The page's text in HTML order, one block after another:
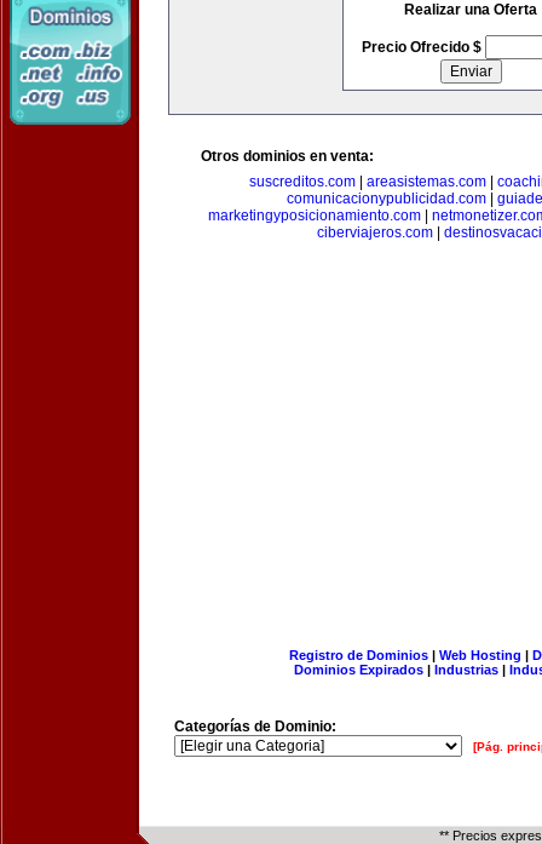
Realizar una Oferta
Precio Ofrecido $
Otros dominios en venta:
suscreditos.com
areasistemas.com
comunicacionypublicidad.com
marketingyposicionamiento.com|
ciberviajeros.com|
Registro de Dominios| Web Hosting |
Dominios Expirados | Industrias |
Categorías de Dominio:
[Pág.
** Precios